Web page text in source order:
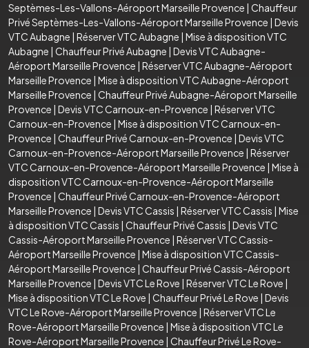
Septèmes-Les-Vallons-Aéroport Marseille Provence | Chauffeur
Privé Septèmes-Les-Vallons-Aéroport Marseille Provence | Devis
VTC Aubagne | Réserver VTC Aubagne | Mise à disposition VTC
Aubagne | Chauffeur Privé Aubagne | Devis VTC Aubagne-
Aéroport Marseille Provence | Réserver VTC Aubagne-Aéroport
Marseille Provence | Mise à disposition VTC Aubagne-Aéroport
Marseille Provence | Chauffeur Privé Aubagne-Aéroport Marseille
Provence | Devis VTC Carnoux-en-Provence | Réserver VTC
Carnoux-en-Provence | Mise à disposition VTC Carnoux-en-
Provence | Chauffeur Privé Carnoux-en-Provence | Devis VTC
Carnoux-en-Provence-Aéroport Marseille Provence | Réserver
VTC Carnoux-en-Provence-Aéroport Marseille Provence | Mise à
disposition VTC Carnoux-en-Provence-Aéroport Marseille
Provence | Chauffeur Privé Carnoux-en-Provence-Aéroport
Marseille Provence | Devis VTC Cassis | Réserver VTC Cassis | Mise
à disposition VTC Cassis | Chauffeur Privé Cassis | Devis VTC
Cassis-Aéroport Marseille Provence | Réserver VTC Cassis-
Aéroport Marseille Provence | Mise à disposition VTC Cassis-
Aéroport Marseille Provence | Chauffeur Privé Cassis-Aéroport
Marseille Provence | Devis VTC Le Rove | Réserver VTC Le Rove |
Mise à disposition VTC Le Rove | Chauffeur Privé Le Rove | Devis
VTC Le Rove-Aéroport Marseille Provence | Réserver VTC Le
Rove-Aéroport Marseille Provence | Mise à disposition VTC Le
Rove-Aéroport Marseille Provence | Chauffeur Privé Le Rove-